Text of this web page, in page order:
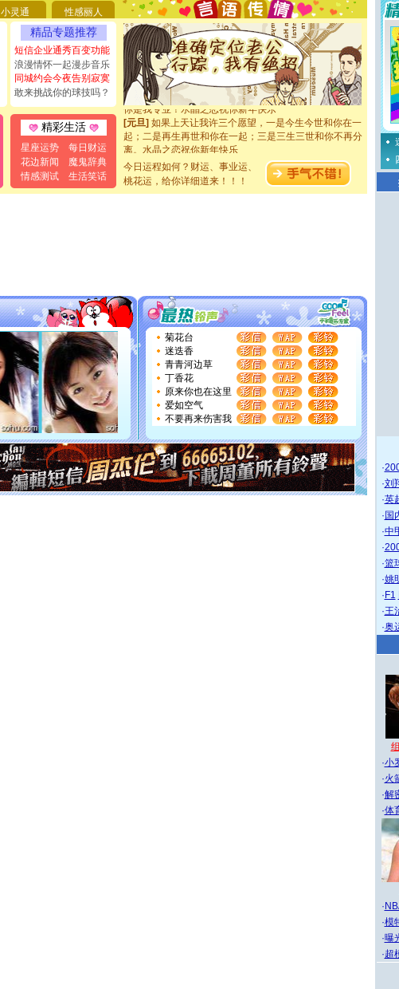
小灵通 性感丽人
精品专题推荐
短信企业通秀百变功能
浪漫情怀一起漫步音乐
同城约会今夜告别寂寞
敢来挑战你的球技吗？
精彩生活
星座运势
每日财运
花边新闻
魔鬼辞典
情感测试
生活笑话
[圣诞节]
不只这样的日子才会想起你,而是这样的日子才
能正大光明地骚扰你,告诉你,圣诞要快乐!新年要快乐!天天
都要快乐噢!
[圣诞节]奉上一颗祝福的心,在这个特别的日子里,愿幸福,
如意,快乐,鲜花,一切美好的祝愿与你同在.圣诞快乐!
[元旦]看到你我会触电；看不到你我要充电；没有你我会
断电。爱你是我职业，想你是我事业，抱你是我特长，吻
你是我专业！水晶之恋祝你新年快乐
[元旦]如果上天让我许三个愿望，一是今生今世和你在一
起；二是再生再世和你在一起；三是三生三世和你不再分
离。水晶之恋祝你新年快乐
[元旦]当我狠下心扭头离去那一刻，你在我身后无助地哭
泣，这痛楚让我明白我多么爱你。我转身抱住你：这猪不
卖了。水晶之恋祝你新年快乐。
[春节]风柔雨润好月圆，半岛铁盒伴身边，每日尽显开心
要平安！千万要知足！千万不要忘记我！
[圣诞节]不只这样的日子才会想起你,而是这样的日子才
能正大光明地骚扰你,告诉你,圣诞要快乐!新年要快乐!天天
都要快乐噢!
[圣诞节]
奉上一颗祝福的心,在这个特别的日子里,愿幸福,
如意,快乐,鲜花,一切美好的祝愿与你同在.圣诞快乐!
[元旦]
看到你我会触电；看不到你我要充电；没有你我会
断电。爱你是我职业，想你是我事业，抱你是我特长，吻
你是我专业！水晶之恋祝你新年快乐
[元旦] 如果上天让我许三个愿望，一是今生今世和你在一
起；二是再生再世和你在一起；三是三生三世和你不再分
离。水晶之恋祝你新年快乐
[元旦]当我狠下心扭头离去那一刻，你在我身后无助地哭
泣，这痛楚让我明白我多么爱你。我转身抱住你：这猪不
卖了。水晶之恋祝你新年快乐。
今日运程如何？财运、事业运、
桃花运，给你详细道来！！！
菊花台
迷迭香
青青河边草
丁香花
原来你也在这里
爱如空气
不要再来伤害我
·
·刘
·英
· 国
·中
·
·篮
·姚
· F1
·王
·奥
·小
·火
·解
·体
·
·模
·曝
·超